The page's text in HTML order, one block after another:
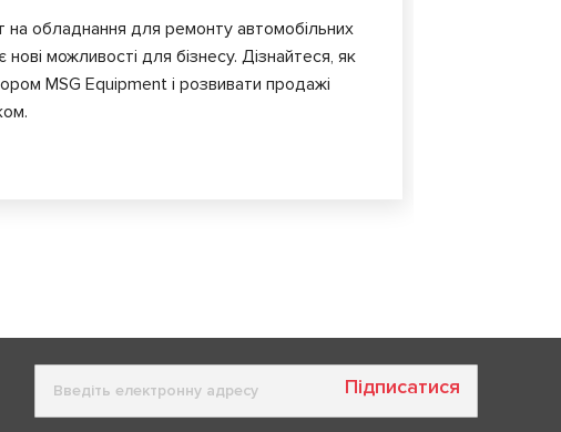
на обладнання для ремонту автомобільних
нові можливості для бізнесу. Дізнайтеся, як
MSG Equipment і розвивати продажі
Підписатися